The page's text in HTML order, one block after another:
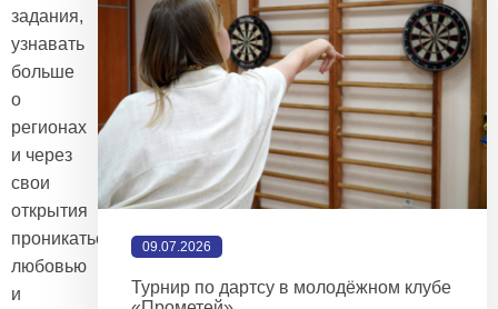
задания,
узнавать
больше
о
регионах
и через
свои
открытия
проникаться
любовью
и
09.07.2026
Турнир по дартсу в молодёжном клубе